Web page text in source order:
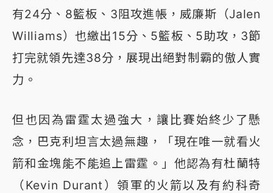
有24分、8籃板、3阻攻進帳，威廉斯（Jalen
Williams）也繳出15分、5籃板、5助攻，3節
打完就領先達38分，展現出絕對制霸的傲人實
力。
但也因為雷霆太過強大，讓比賽始終少了懸
念，巴克利坦言太過無趣，「現在唯一就看火
箭和金塊能不能追上雷霆。」他認為有杜蘭特
（Kevin Durant）領軍的火箭以及有約科奇